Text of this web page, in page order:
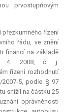
prvostupňovým
přezkumného řízení
řádu, ve znění
financí na základě
4. 2008, č. j.
řízení rozhodnutí
2007-5, podle § 97
snížil na částku 25
oprávněnosti